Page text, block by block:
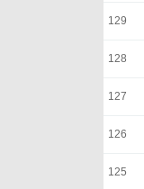
129
128
127
126
125